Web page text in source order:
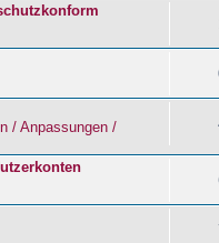
/ Anpassungen /